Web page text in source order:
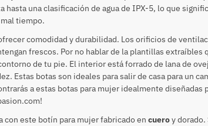
hasta una clasificación de agua de IPX-5, lo que
tiempo.
comodidad y durabilidad. Los orificios de
frescos. Por no hablar de la plantillas extraíbles
de tu pie. El interior está forrado de lana de
Estas botas son ideales para salir de casa para un
a estas botas para mujer idealmente diseñadas
con este botín para mujer fabricado encueroy dorado.